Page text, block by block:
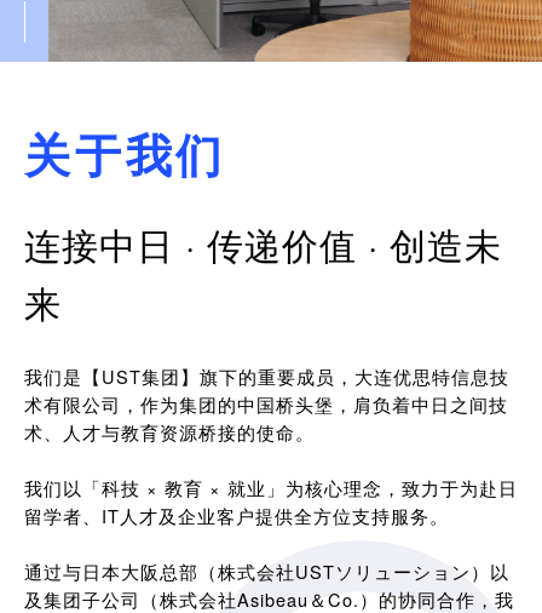
关于我们
连接中日 · 传递价值 · 创造未
来
我们是【UST集团】旗下的重要成员，大连优思特信息技
术有限公司，作为集团的中国桥头堡，肩负着中日之间技
术、人才与教育资源桥接的使命。
我们以「科技 × 教育 × 就业」为核心理念，致力于为赴日
留学者、IT人才及企业客户提供全方位支持服务。
通过与日本大阪总部（株式会社USTソリューション）以
及集团子公司（株式会社Asibeau＆Co.）的协同合作，我